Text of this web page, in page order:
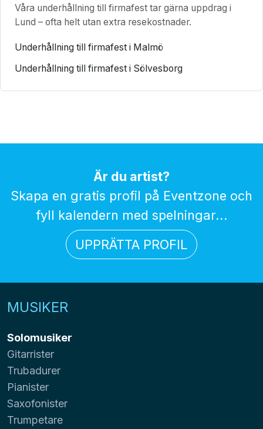
Våra underhållning till firmafest tar gärna uppdrag i
Lund – ofta helt utan extra resekostnader.
Underhållning till firmafest i Malmö
Underhållning till firmafest i Sölvesborg
Är du artist?
Skapa en gratis profil på Eventzone och
fyll kalendern med spelningar...
UPPRÄTTA PROFIL
MUSIKER
Solomusiker
Gitarrister
Trubadurer
Pianister
Saxofonister
Trumpetare